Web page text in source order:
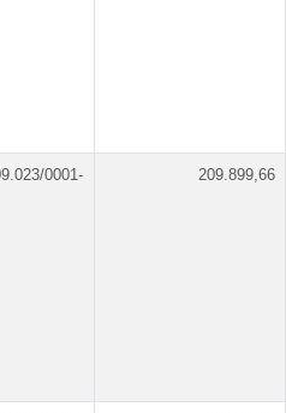
0001-
209.899,66